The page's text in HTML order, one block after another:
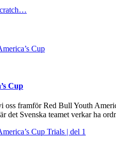
Cup
oss framför Red Bull Youth
det Svenska teamet verkar